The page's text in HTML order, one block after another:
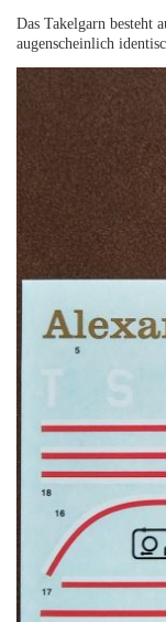
Das Takelgarn besteht
augenscheinlich